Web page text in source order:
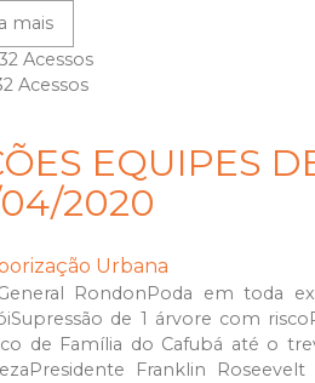
mais
Acessos
Acessos
EQUIPES
2020
Urbana
RondonPoda em toda
de 1 árvore com
de Família do Cafubá até o
Franklin